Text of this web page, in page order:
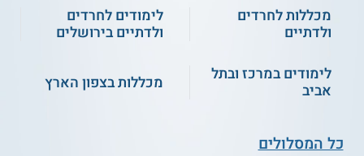
מכללות לחרדים
ולדתיים
לימודים לחרדים
ולדתיים בירושלים
לימודים במרכז ובתל
אביב
מכללות בצפון הארץ
כל המסלולים